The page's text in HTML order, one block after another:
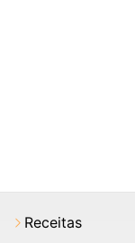
Receitas